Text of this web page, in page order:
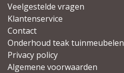
Veelgestelde vragen
Klantenservice
Contact
Onderhoud teak tuinmeubelen
Privacy policy
Algemene voorwaarden